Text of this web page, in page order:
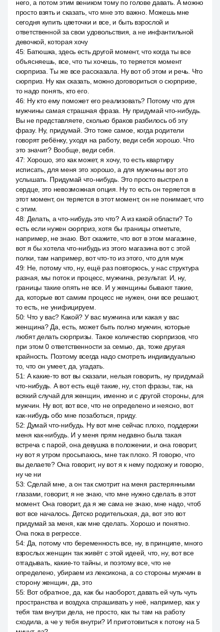
него, а потом этим веником тому по голове давать. А можно
просто взять и сказать, что мне это важно. Можешь мне
сегодня купить цветочки и все, и быть взрослой и
ответственной за свои удовольствия, а не инфантильной
девочкой, которая хочу
45: Батюшка, здесь есть другой момент, что когда ты все
объясняешь, все, что ты хочешь, то теряется момент
сюрприза. Ты же все рассказала. Ну вот об этом и речь. Что
сюрприз. Ну как сказать, можно договориться о сюрпризе,
то надо понять, кто его.
46: Ну кто ему поможет его реализовать? Потому что для
мужчины самая страшная фраза. Ну придумай что-нибудь.
Вы не представляете, сколько браков разбилось об эту
фразу. Ну, придумай. Это тоже самое, когда родители
говорят ребёнку, уходя на работу, веди себя хорошо. Что
это значит? Вообще, веди себя.
47: Хорошо, это как может, я хочу, то есть квартиру
исписать, для меня это хорошо, а для мужчины вот это
услышать. Придумай что-нибудь. Это просто выстрел в
сердце, это невозможная опция. Ну то есть он теряется в
этот момент, он теряется в этот момент, он не понимает, что
с этим.
48: Делать, а что-нибудь это что? А из какой области? То
есть если нужен сюрприз, хотя бы границы отметьте,
например, не знаю. Вот скажите, что вот в этом магазине,
вот я бы хотела что-нибудь из этого магазина вот с этой
полки, там например, вот что-то из этого, что для муж
49: Не, потому что, ну, ещё раз повторюсь, у нас структура
разная, мы поток и процесс, мужчина, результат. И, ну,
границы такие опять не все. И у женщины бывают такие,
да, которые вот самим процесс не нужен, они все решают,
то есть, не унифицируем.
50: Что у вас? Какой? У вас мужчина или какая у вас
женщина? Да, есть, может быть полно мужчин, которые
любят делать сюрпризы. Такое количество сюрпризов, что
при этом 0 ответственности за семью, да, тоже другая
крайность. Поэтому всегда надо смотреть индивидуально
то, что он умеет, да, угадать.
51: А какие-то вот вы сказали, нельзя говорить, ну придумай
что-нибудь. А вот есть ещё такие, ну, стоп фразы, так, на
всякий случай для женщин, именно и с другой стороны, для
мужчин. Ну вот, вот все, что не определено и неясно, вот
как-нибудь обо мне позаботься, приду.
52: Думай что-нибудь. Ну вот мне сейчас плохо, поддержи
меня как-нибудь. И у меня прям недавно была такая
встреча с парой, она девушка в положении, и она говорит,
ну вот я утром просыпаюсь, мне так плохо. Я говорю, что
вы делаете? Она говорит, ну вот я к нему подхожу и говорю,
ну че ни
53: Сделай мне, а он так смотрит на меня растерянными
глазами, говорит, я не знаю, что мне нужно сделать в этот
момент. Она говорит, да я же сама не знаю, мне надо, чтоб
вот все началось. Детско родительская, да, вот это вот
придумай за меня, как мне сделать. Хорошо и понятно.
Она пока в регрессе.
54: Да, потому что беременность все, ну, в принципе, много
взрослых женщин так живёт с этой идеей, что, ну, вот все
отгадывать, какие-то тайны, и поэтому все, что не
определено, убираем из лексикона, а со стороны мужчин в
сторону женщин, да, это
55: Вот обратное, да, как бы наоборот, давать ей чуть чуть
пространства и воздуха спрашивать у неё, например, как у
тебя там внутри дела, не просто, как ты там на работу
сходила, а че у тебя внутри? И приготовиться к потоку на 5